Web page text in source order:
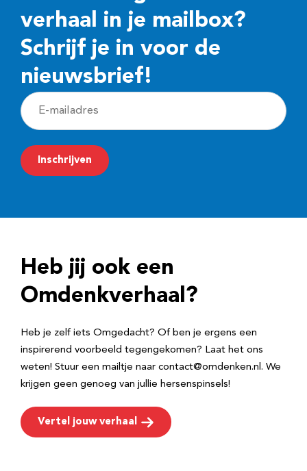
verhaal in je mailbox?
Schrijf je in voor de
nieuwsbrief!
E
-
m
a
r
e
Inschrijven
Heb jij ook een
Omdenkverhaal?
Heb je zelf iets Omgedacht? Of ben je ergens een
inspirerend voorbeeld tegengekomen? Laat het ons
weten! Stuur een mailtje naar contact@omdenken.nl. We
krijgen geen genoeg van jullie hersenspinsels!
Vertel jouw verhaal